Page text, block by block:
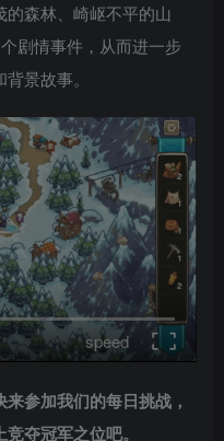
森林、崎岖不平的山
剧情事件，从而进一步
景故事。
speed
参加我们的每日挑战，
夺冠军之位吧。